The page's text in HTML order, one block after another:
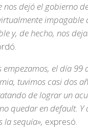
nos dejó el gobierno
impagable
y, de hecho, nos
empezamos, el día 99
tuvimos casi dos
de lograr un
quedar en default. Y
la sequía», expresó.